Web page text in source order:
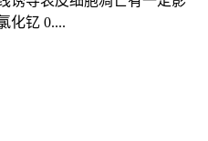
化钇 0....